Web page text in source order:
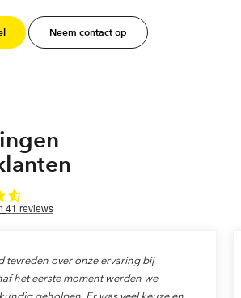
Neem contact op
41 reviews
tevreden over onze ervaring bij
het eerste moment werden we